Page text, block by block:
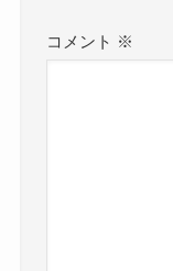
コメント ※